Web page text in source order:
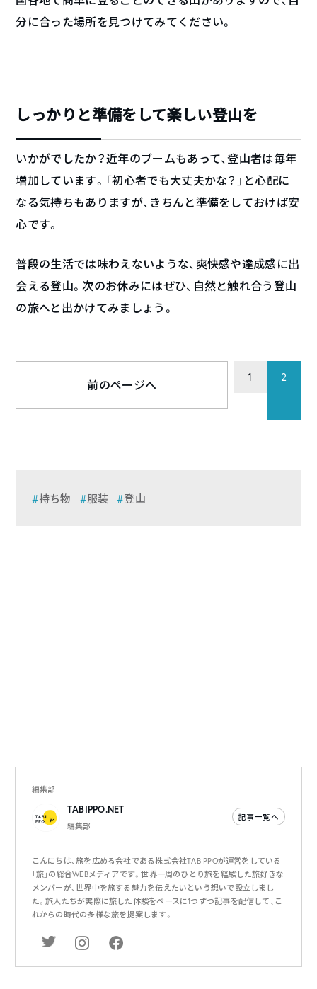
分に合った場所を見つけてみてください。
しっかりと準備をして楽しい登山を
いかがでしたか？近年のブームもあって、登山者は毎年
増加しています。「初心者でも大丈夫かな？」と心配に
なる気持ちもありますが、きちんと準備をしておけば安
心です。
普段の生活では味わえないような、爽快感や達成感に出
会える登山。次のお休みにはぜひ、自然と触れ合う登山
の旅へと出かけてみましょう。
前のページへ
1 2
持ち物 服装 登山
編集部
TABIPPO.NET
編集部
記事一覧へ
こんにちは、旅を広める会社である株式会社TABIPPOが運営をしている
「旅」の総合WEBメディアです。世界一周のひとり旅を経験した旅好きな
メンバーが、世界中を旅する魅力を伝えたいという想いで設立しまし
た。旅人たちが実際に旅した体験をベースに1つずつ記事を配信して、こ
れからの時代の多様な旅を提案します。